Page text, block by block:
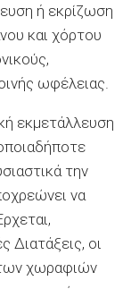
ή εκρίζωση
και χόρτου
ωφέλειας.
εκμετάλλευση
την
να
Διατάξεις, οι
χωραφιών